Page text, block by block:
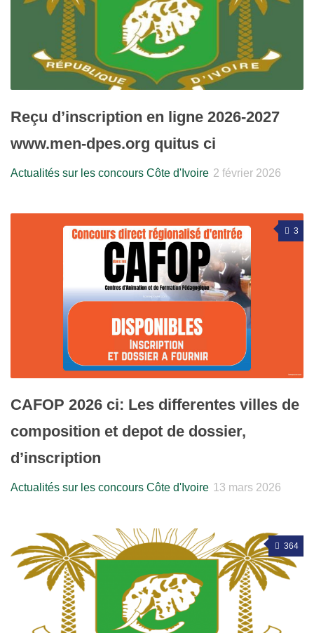
Reçu d’inscription en ligne 2026-2027
www.men-dpes.org quitus ci
Actualités sur les concours Côte d'Ivoire 2 février 2026
3
CAFOP 2026 ci: Les differentes villes de
composition et depot de dossier,
d’inscription
Actualités sur les concours Côte d'Ivoire 13 mars 2026
364